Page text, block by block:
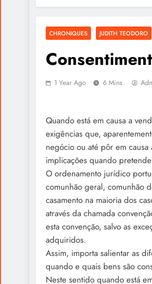
CHRONIQUES JUDITH TEODORO
1 Year Ago 6 Mins
Quando está em causa a
exigências que,
negócio ou até pôr em
implicações quando
O ordenamento jurídico
comunhão geral, comunhão
casamento na maioria dos
através da chamada
esta convenção, salvo as
adquiridos.
Assim, importa salientar as
quando e quais bens são
Neste sentido quando está